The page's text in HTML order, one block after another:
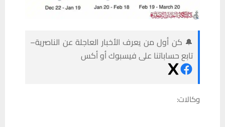
🔔 كن أول من يعرف الأخبار العاجلة عن الناصرية–
تابع حساباتنا على فيسبوك أو أكس
وكالات: